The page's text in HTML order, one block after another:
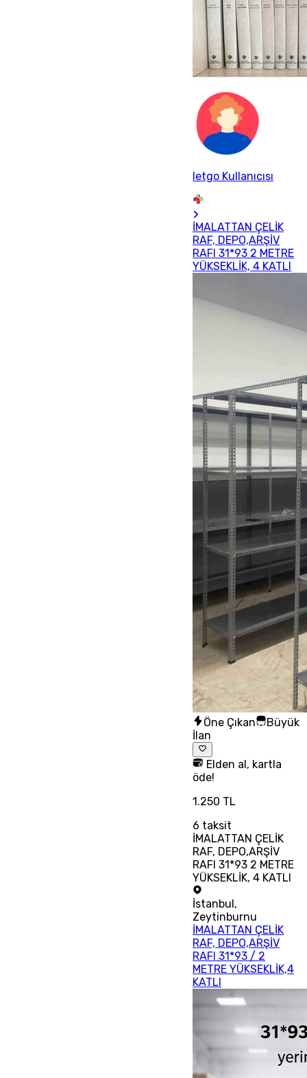
letgo Kullanıcısı
İMALATTAN ÇELİK
RAF, DEPO,ARŞİV
RAFI 31*93 2 METRE
YÜKSEKLİK, 4 KATLI
Öne Çıkan
Büyük
İlan
Elden al, kartla
öde!
1.250 TL
6 taksit
İMALATTAN ÇELİK
RAF, DEPO,ARŞİV
RAFI 31*93 2 METRE
YÜKSEKLİK, 4 KATLI
İstanbul ,
Zeytinburnu
İMALATTAN ÇELİK
RAF, DEPO,ARŞİV
RAFI 31*93 / 2
METRE YÜKSEKLİK,4
KATLI